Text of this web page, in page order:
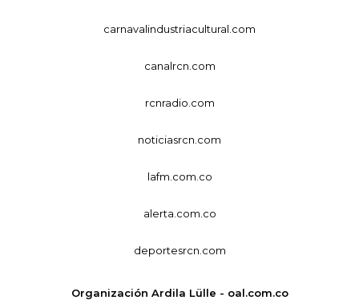
carnavalindustriacultural.com
canalrcn.com
rcnradio.com
noticiasrcn.com
lafm.com.co
alerta.com.co
deportesrcn.com
Organización Ardila Lülle - oal.com.co